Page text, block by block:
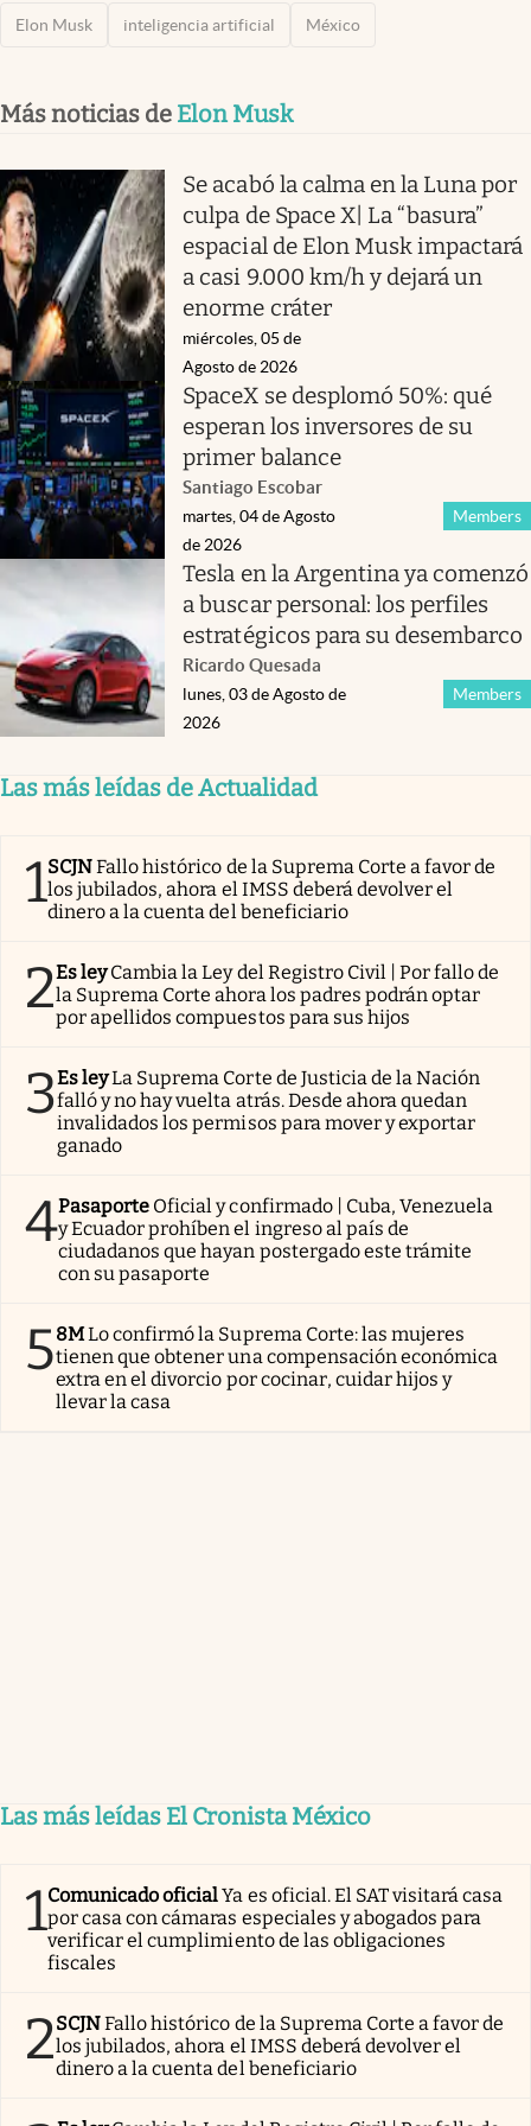
Elon Musk inteligencia artificial México
Más noticias de Elon Musk
Se acabó la calma en la Luna por
culpa de Space X| La “basura”
espacial de Elon Musk impactará
a casi 9.000 km/h y dejará un
enorme cráter
miércoles, 05 de
Agosto de 2026
SpaceX se desplomó 50%: qué
esperan los inversores de su
primer balance
Santiago Escobar
Members
martes, 04 de Agosto
de 2026
Tesla en la Argentina ya comenzó
a buscar personal: los perfiles
estratégicos para su desembarco
Ricardo Quesada
Members
lunes, 03 de Agosto de
2026
Las más leídas de Actualidad
1SCJNFallo histórico de la Suprema Corte a favor de
los jubilados, ahora el IMSS deberá devolver el
dinero a la cuenta del beneficiario
2Es ley Cambia la Ley del Registro Civil | Por fallo de
la Suprema Corte ahora los padres podrán optar
por apellidos compuestos para sus hijos
3Es leyLa Suprema Corte de Justicia de la Nación
falló y no hay vuelta atrás. Desde ahora quedan
invalidados los permisos para mover y exportar
ganado
4Pasaporte Oficial y confirmado | Cuba, Venezuela
y Ecuador prohíben el ingreso al país de
ciudadanos que hayan postergado este trámite
con su pasaporte
58MLo confirmó la Suprema Corte: las mujeres
tienen que obtener una compensación económica
extra en el divorcio por cocinar, cuidar hijos y
llevar la casa
Las más leídas El Cronista México
1Comunicado oficialYa es oficial. El SAT visitará casa
por casa con cámaras especiales y abogados para
verificar el cumplimiento de las obligaciones
fiscales
2SCJNFallo histórico de la Suprema Corte a favor de
los jubilados, ahora el IMSS deberá devolver el
dinero a la cuenta del beneficiario